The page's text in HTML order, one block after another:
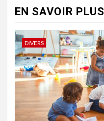
EN SAVOIR PLUS
DIVERS